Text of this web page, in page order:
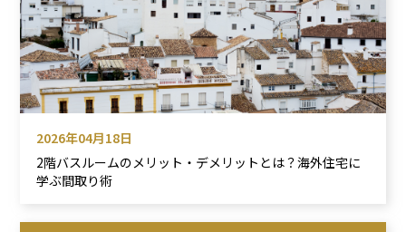
2026年04月18日
2階バスルームのメリット・デメリットとは？海外住宅に
学ぶ間取り術